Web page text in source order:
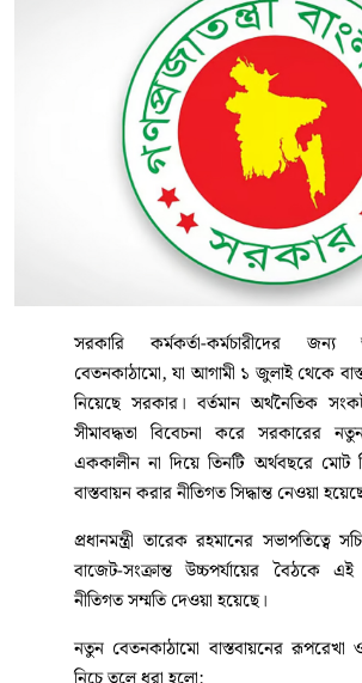
সরকারি কর্মকর্তা-কর্মচারীদের
বেতনকাঠামো, যা আগামী ১ জুলাই থেকে
নিয়েছে সরকার। বর্তমান অর্থনৈতিক
সীমাবদ্ধতা বিবেচনা করে সরকারের
এককালীন না দিয়ে তিনটি অর্থবছরে মোট
বাস্তবায়ন করার নীতিগত সিদ্ধান্ত নেওয়া
প্রধানমন্ত্রী তারেক রহমানের সভাপতিত্বে
বাজেট-সংক্রান্ত উচ্চপর্যায়ের বৈঠকে এই
নীতিগত সম্মতি দেওয়া হয়েছে।
নতুন বেতনকাঠামো বাস্তবায়নের রূপরেখা